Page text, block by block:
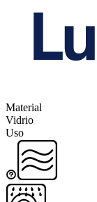
Material
Vidrio
Uso